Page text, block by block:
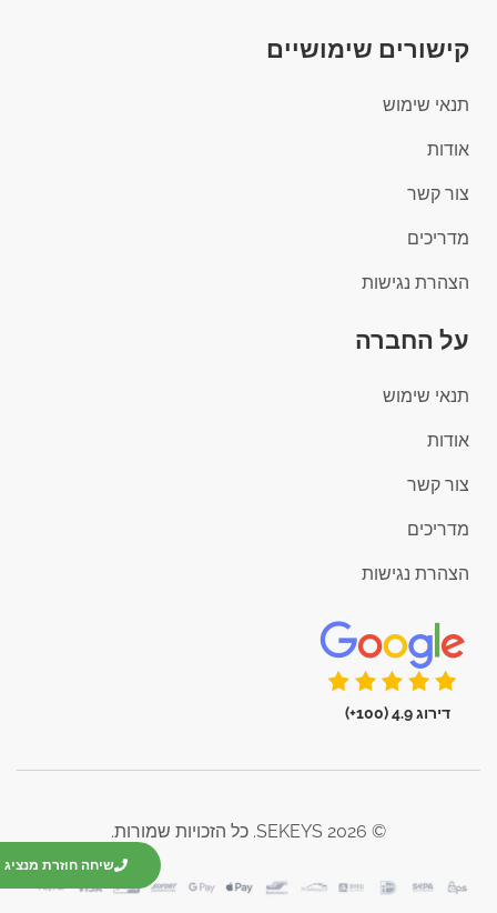
שיחה חוזרת מנציג
קישורים שימושיים
תנאי שימוש
אודות
צור קשר
מדריכים
הצהרת נגישות
על החברה
תנאי שימוש
אודות
צור קשר
מדריכים
הצהרת נגישות
דירוג 4.9 (100+)
© 2026 SEKEYS. כל הזכויות שמורות.